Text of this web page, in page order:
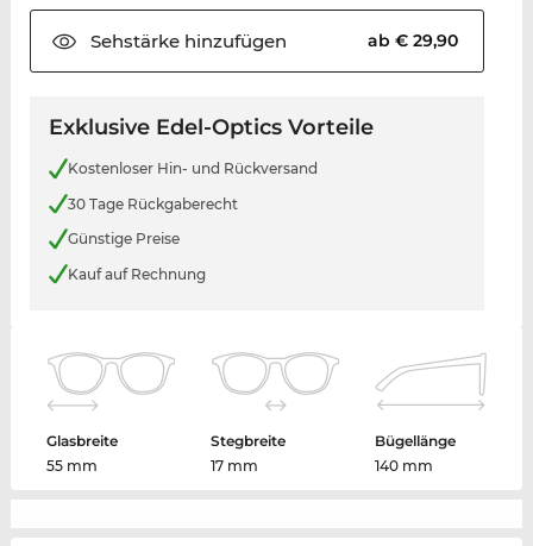
Sehstärkehinzufügen ab € 29,90
Exklusive Edel-Optics Vorteile
Kostenloser Hin- und Rückversand
30 Tage Rückgaberecht
Günstige Preise
Kauf auf Rechnung
Glasbreite
55 mm
Stegbreite
17 mm
Bügellänge
140 mm